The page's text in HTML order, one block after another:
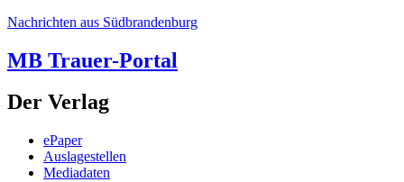
Nachrichten aus Südbrandenburg
MB Trauer-Portal
Der Verlag
ePaper
Auslagestellen
Mediadaten